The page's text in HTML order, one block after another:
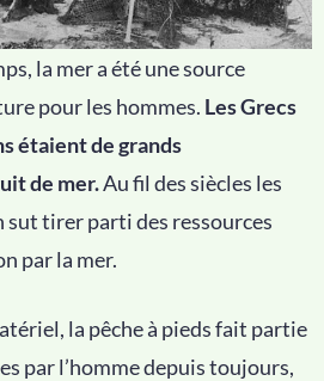
la mer a été une source
pour les hommes. Les Grecs
étaient de grands
de mer.Au fil des siècles les
tirer parti des ressources
par la mer.
la pêche à pieds fait partie
par l’homme depuis toujours,